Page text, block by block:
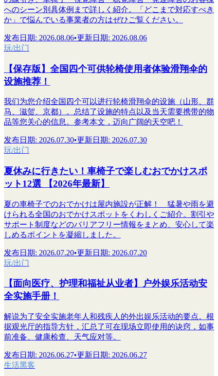
へのシーン別具体例まで詳しく紹介。「どこまで対応すべき
か」で悩んでいる事業者の方はぜひご覧ください。
发布日期: 2026.08.06•更新日期: 2026.08.06
玩/出门
【保存版】全国四个可供轮椅使用者体验滑翔伞的
设施推荐！
我们为您介绍全国四个可以进行轮椅滑翔伞的设施（山形、群
马、滋贺、京都）。总结了设施的特点以及当天需要携带的物
品等您关心的信息。参考本文，迈向广阔的天空吧！
发布日期: 2026.07.30•更新日期: 2026.07.30
玩/出门
夏休みに行きたい！車椅子で楽しむおでかけスポ
ット12選 【2026年最新】
夏の車椅子でのおでかけは屋内施設が正解！ 猛暑や雨を避
けられる全国のおでかけスポットをくわしくご紹介。割引や
サポート制度などのバリアフリー情報をまとめ、安心して楽
しめるポイントを凝縮しました。
发布日期: 2026.07.20•更新日期: 2026.07.20
玩/出门
【面向医疗、护理和福祉从业者】户外娱乐活动安
全实施手册！
解说为了安全实施老年人和残疾人的外出娱乐活动的要点。根
据观光厅的指导方针，汇总了可在现场立即使用的诀窍，如事
前准备、健康检查、天气应对等。
发布日期: 2026.06.27•更新日期: 2026.06.27
生活黑客